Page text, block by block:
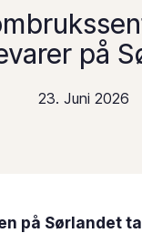
på
23. Juni 2026
på Sørlandet